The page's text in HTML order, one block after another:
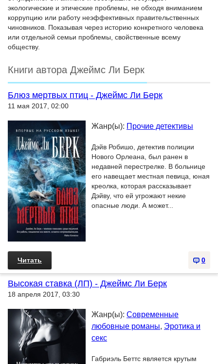
экологические и этические проблемы, не обходя вниманием
коррупцию или работу неэффективных правительственных
чиновников. Показывая через историю конкретного человека
или отдельной семьи проблемы, свойственные всему
обществу.
Книги автора Джеймс Ли Берк
Блюз мертвых птиц - Джеймс Ли Берк
11 мая 2017, 02:00
Жанр(ы): Прочие детективы
Дэйв Робишо, детектив полиции
Нового Орлеана, был ранен в
недавней перестрелке. В больнице
его навещает местная певица, юная
креолка, которая рассказывает
Дэйву, что ей угрожают некие
опасные люди. А может...
0
Читать
Высокая ставка (ЛП) - Джеймс Ли Берк
18 апреля 2017, 03:30
Жанр(ы): Современные
любовные романы, Эротика и
секс
Габриэль Беттс является крутым